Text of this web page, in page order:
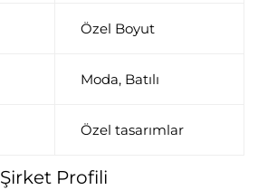
Özel Boyut
Moda, Batılı
Özel tasarımlar
Şirket Profili